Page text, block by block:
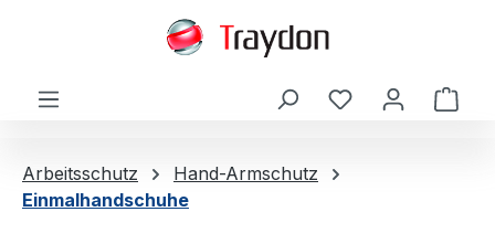
Arbeitsschutz
Hand-Armschutz
Einmalhandschuhe